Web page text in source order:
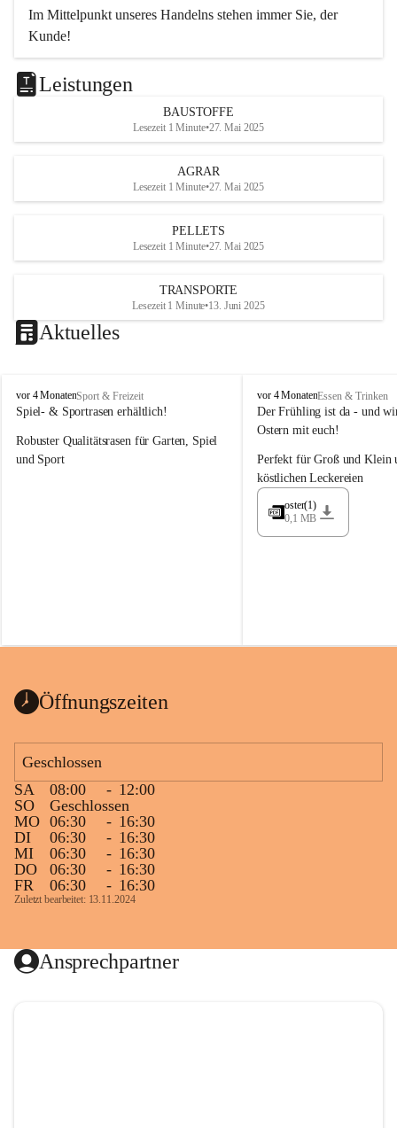
Im Mittelpunkt unseres Handelns stehen immer Sie, der
Kunde!
Das Team ist freundlich, motiviert und bestens geschult in
den Bereichen
Beratung, Lager sowie Transport. Für alle Ihre Anliegen
finden wir eine individuelle Lösung.
office@mayer-lipsch.at
Leistungen
BAUSTOFFE
Lesezeit 1 Minute•27. Mai 2025
AGRAR
Lesezeit 1 Minute•27. Mai 2025
PELLETS
Lesezeit 1 Minute•27. Mai 2025
TRANSPORTE
Lesezeit 1 Minute•13. Juni 2025
Aktuelles
M
a
e
r
vor 4 MonatenSport & Freizeit
Spiel- & Sportrasen erhältlich!
Robuster Qualitätsrasen für Garten, Spiel
und Sport
M
a
y
r
G
ü
e
vor 4 MonatenEssen & Trinken
Der Frühling ist da - und
Ostern mit euch!
Perfekt für Groß und Klein
köstlichen Leckereien
oster(1)
0,1 MB
Öffnungszeiten
Geschlossen
SA
08:00 - 12:00
SO
Geschlossen
MO 06:30 - 16:30
DI
06:30 - 16:30
MI
06:30 - 16:30
DO
06:30 - 16:30
FR
06:30 - 16:30
Zuletzt bearbeitet: 13.11.2024
Ansprechpartner